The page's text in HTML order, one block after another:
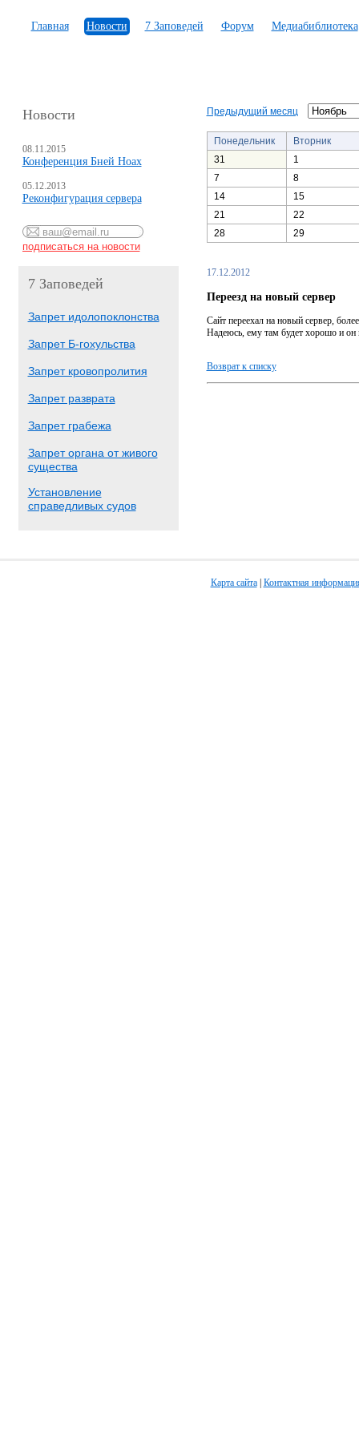
Главная Новости 7 Заповедей Форум Медиабиблиотека
Новости
08.11.2015
Конференция Бней Ноах
05.12.2013
Реконфигурация сервера
7 Заповедей
Запрет идолопоклонства
Запрет Б-гохульства
Запрет кровопролития
Запрет разврата
Запрет грабежа
Запрет органа от живого
существа
Установление
справедливых судов
Предыдущий месяц
Понедельник
Вторник
31
1
7
8
14
15
21
22
28
29
17.12.2012
Переезд на новый сервер
Сайт переехал на новый сервер,
Надеюсь, ему там будет хорошо и он
Возврат к списку
Карта сайта| Контактная